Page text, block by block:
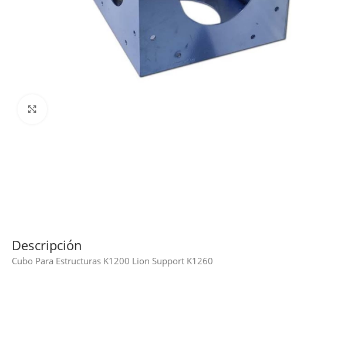
Descripción
Cubo Para Estructuras K1200 Lion Support K1260